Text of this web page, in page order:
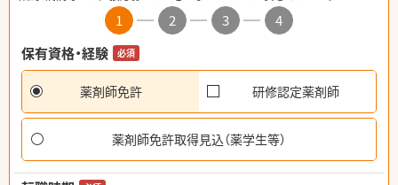
1 2 3
4
保有資格・経験
必須
薬剤師免許 研修認定薬剤師
薬剤師免許取得見込（薬学生等）